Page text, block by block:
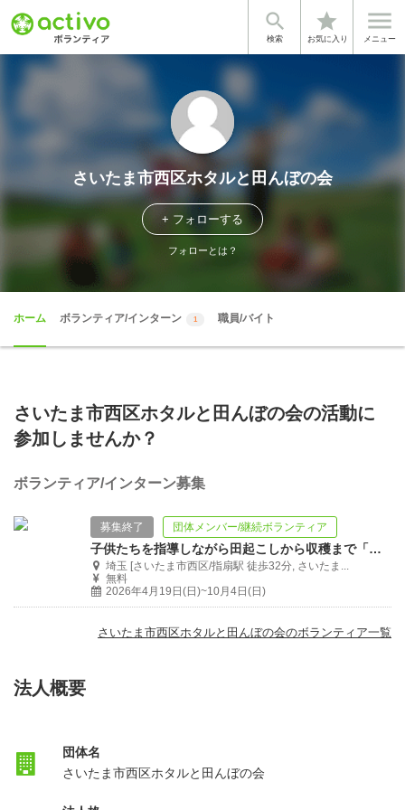

検索
star
お気に入り

メニュー
さいたま市西区ホタルと田んぼの会
+ フォローする
フォローとは？
ホーム ボランティア/インターン 1 職員/バイト
さいたま市西区ホタルと田んぼの会の活動に
参加しませんか？
ボランティア/インターン募集
募集終了 団体メンバー/継続ボランティア
子供たちを指導しながら田起こしから収穫まで「田んぼの1年」を体験しませんか？
埼玉 [さいたま市西区/指扇駅 徒歩32分, さいたま...
無料
2026年4月19日(日)~10月4日(日)
さいたま市西区ホタルと田んぼの会のボランティア一覧
法人概要
団体名
さいたま市西区ホタルと田んぼの会